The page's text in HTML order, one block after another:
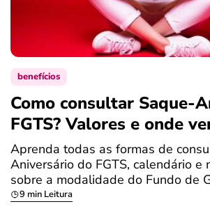
benefícios
Como consultar Saque-
FGTS? Valores e onde
Aprenda todas as formas de
Aniversário do FGTS, calendário e
sobre a modalidade do Fundo de
9 min Leitura